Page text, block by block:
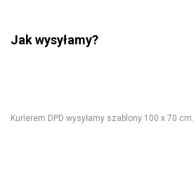
Jak wysyłamy?
Kurierem DPD wysyłamy szablony 100 x 70 cm.